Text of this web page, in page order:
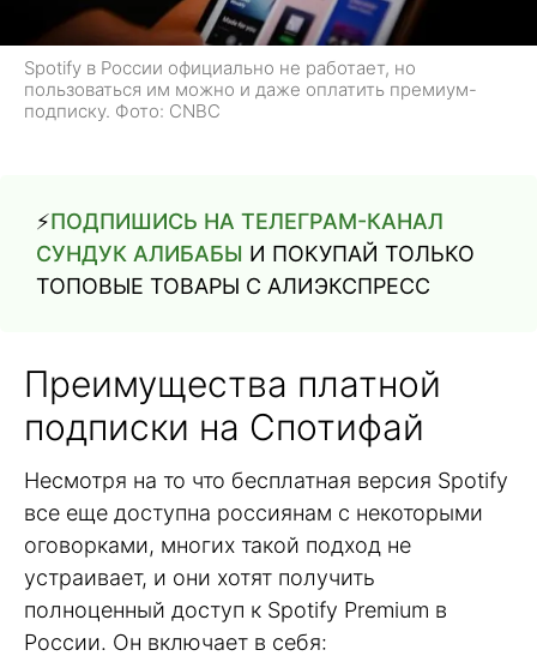
Spotify в России официально не работает, но
пользоваться им можно и даже оплатить премиум-
подписку. Фото: CNBC
⚡️ПОДПИШИСЬ НА ТЕЛЕГРАМ-КАНАЛ
СУНДУК АЛИБАБЫ И ПОКУПАЙ ТОЛЬКО
ТОПОВЫЕ ТОВАРЫ С АЛИЭКСПРЕСС
Преимущества платной
подписки на Спотифай
Несмотря на то что бесплатная версия Spotify
все еще доступна россиянам с некоторыми
оговорками, многих такой подход не
устраивает, и они хотят получить
полноценный доступ к Spotify Premium в
России. Он включает в себя: